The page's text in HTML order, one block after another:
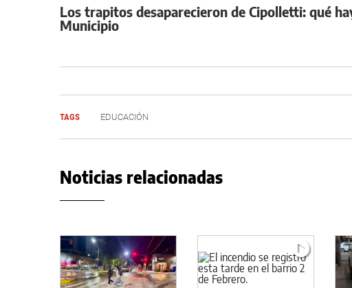
Los trapitos desaparecieron de Cipolletti: qué
Municipio
TAGS EDUCACIÓN
Noticias relacionadas